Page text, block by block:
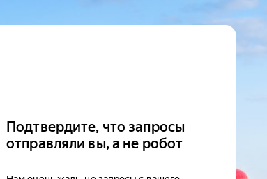
Подтвердите, что запросы
отправляли вы, а не робот